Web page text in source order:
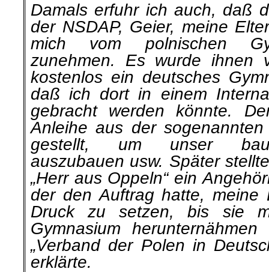
Damals erfuhr ich auch, daß
der NSDAP, Geier, meine
mich vom polnischen
zunehmen. Es wurde ihnen
kostenlos ein deutsches
daß ich dort in einem
gebracht werden könnte.
Anleihe aus der soge­nannten
gestellt, um unser
auszubauen usw. Später
„Herr aus Oppeln“ ein
der den Auftrag hatte, meine
Druck zu setzen, bis sie
Gymnasium
„Verband der Polen in
erklärte.